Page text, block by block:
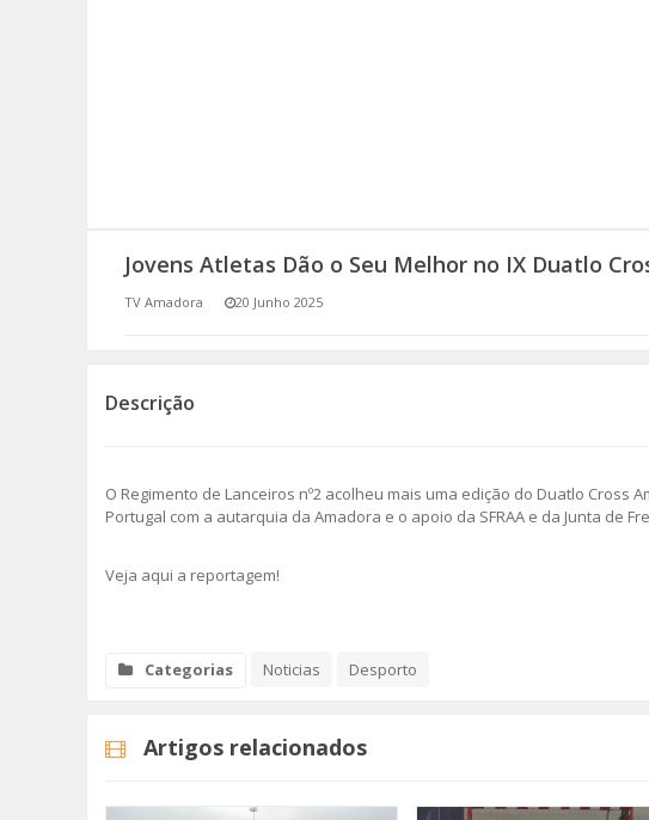
(RE) PENSAMENTOS
Jovens Atletas Dão o Seu Melhor no IX Duatlo
TV Amadora 20 Junho 2025
Descrição
O Regimento de Lanceiros nº2 acolheu mais uma edição do Duatlo Cross
Portugal com a autarquia da Amadora e o apoio da SFRAA e da Junta de
Veja aqui a reportagem!
Categorias Noticias Desporto
Artigos relacionados